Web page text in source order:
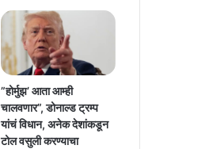
”होर्मुझ’ आता आम्ही
चालवणार”, डोनाल्ड ट्रम्प
यांचं विधान, अनेक देशांकडून
टोल वसुली करण्याचा